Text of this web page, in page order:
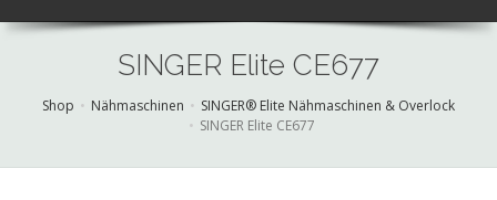
SINGER Elite CE677
Shop Nähmaschinen
SINGER® Elite Nähmaschinen & Overlock
SINGER Elite CE677